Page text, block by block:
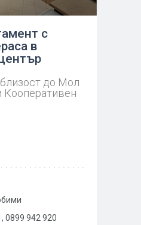
с
в
до Мол
Кооперативен
0899 942 920